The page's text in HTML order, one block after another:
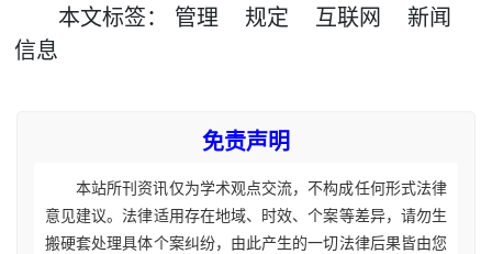
本文标签： 管理 规定 互联网
新闻
信息
免责声明
本站所刊资讯仅为学术观点交流，不构成任何形式法律
意见建议。法律适用存在地域、时效、个案等差异，请勿生
搬硬套处理具体个案纠纷，由此产生的一切法律后果皆由您